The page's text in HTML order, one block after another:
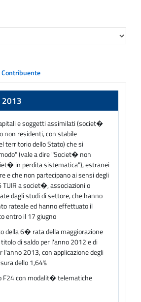
Contribuente
2013
e soggetti assimilati (societ�
non residenti, con stabile
territorio dello Stato) che si
(vale a dire "Societ� non
in perdita sistematica"), estranei
e che non partecipano ai sensi degli
a societ�, associazioni o
dagli studi di settore, che hanno
rateale ed hanno effettuato il
entro il 17 giugno
della 6� rata della maggiorazione
titolo di saldo per l'anno 2012 e di
l'anno 2013, con applicazione degli
dello 1,64%
F24 con modalit� telematiche